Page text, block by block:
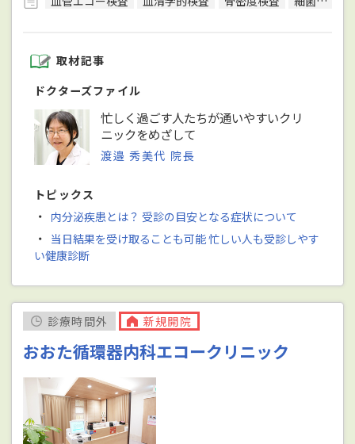
取材記事
ドクターズファイル
忙しく過ごす人たちが通いやすいクリ
ニックをめざして
渡邉 秀美代 院長
トピックス
・ 内分泌疾患とは？ 受診の目安となる症状について
・ 当日結果を受け取ることも可能 忙しい人も受診しやす
い健康診断
診療時間外 新規開院
おおた循環器内科エコークリニック